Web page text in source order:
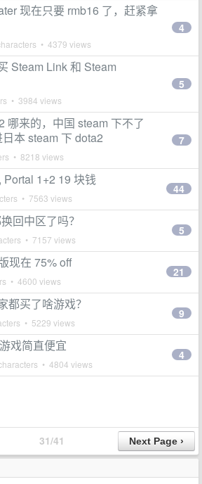
现在只要 rmb16 了，赶紧拿
• 4379 views
4
Steam Link 和 Steam
• 3984 views
5
哪来的，中国 steam 下不了
本 steam 下 dota2
• 8218 views
7
Portal 1+2 19 块钱
• 7563 views
44
回中区了吗？
• 7157 views
5
现在 75% off
• 4600 views
21
都买了啥游戏？
• 5229 views
9
戏简直便宜
• 4804 views
4
31/41